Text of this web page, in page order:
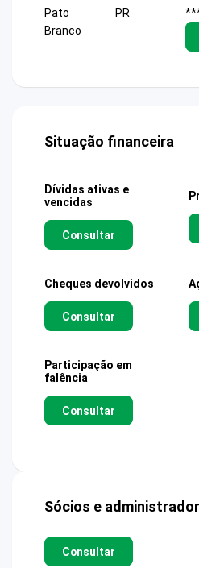
Pato
Branco
PR
Situação financeira
Dívidas ativas e
vencidas
Consultar
Cheques devolvidos
Consultar
Participação em
falência
Consultar
Sócios e
Consultar